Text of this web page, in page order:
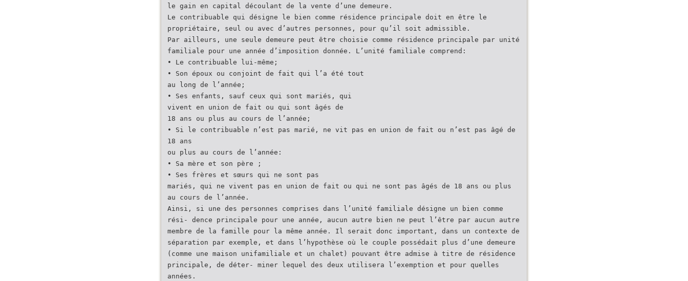
le gain en capital découlant de la vente d’une demeure.
Le contribuable qui désigne le bien comme résidence principale doit en être le
propriétaire, seul ou avec d’autres personnes, pour qu’il soit admissible.
Par ailleurs, une seule demeure peut être choisie comme résidence principale par unité
familiale pour une année d’imposition donnée. L’unité familiale comprend:
• Le contribuable lui-même;
• Son époux ou conjoint de fait qui l’a été tout
au long de l’année;
• Ses enfants, sauf ceux qui sont mariés, qui
vivent en union de fait ou qui sont âgés de
18 ans ou plus au cours de l’année;
• Si le contribuable n’est pas marié, ne vit pas en union de fait ou n’est pas âgé de
18 ans
ou plus au cours de l’année:
• Sa mère et son père ;
• Ses frères et sœurs qui ne sont pas
mariés, qui ne vivent pas en union de fait ou qui ne sont pas âgés de 18 ans ou plus
au cours de l’année.
Ainsi, si une des personnes comprises dans l’unité familiale désigne un bien comme
rési- dence principale pour une année, aucun autre bien ne peut l’être par aucun autre
membre de la famille pour la même année. Il serait donc important, dans un contexte de
séparation par exemple, et dans l’hypothèse où le couple possédait plus d’une demeure
(comme une maison unifamiliale et un chalet) pouvant être admise à titre de résidence
principale, de déter- miner lequel des deux utilisera l’exemption et pour quelles
années.